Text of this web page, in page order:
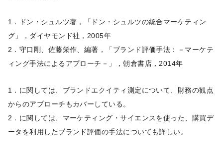
1．ドン・シュルツ著，「ドン・シュルツの統合マーケティン
グ」，ダイヤモンド社，2005年
2．守口剛、佐藤栄作、編著，「ブランド評価手法：－マーケテ
ィング手法によるアプローチ－」，朝倉書店，2014年
1．に関しては、ブランドエクイティ測定について、財務の観点
からのアプローチもカバーしている。
2．に関しては、マーケティング・サイエンスを使った、購買デ
ータを利用したブランド評価の手法についても詳しい。